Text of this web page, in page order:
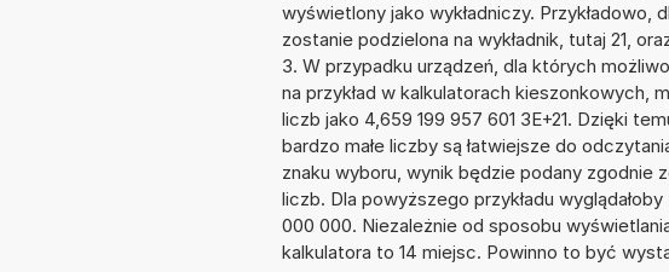
wyświetlony jako wykładniczy. Przykładowo,
zostanie podzielona na wykładnik, tutaj 21,
3. W przypadku urządzeń, dla których
na przykład w kalkulatorach kieszonkowych,
liczb jako 4,659 199 957 601 3E+21. Dzięki
bardzo małe liczby są łatwiejsze do
znaku wyboru, wynik będzie podany zgodnie
liczb. Dla powyższego przykładu
000 000. Niezależnie od sposobu
kalkulatora to 14 miejsc. Powinno to być